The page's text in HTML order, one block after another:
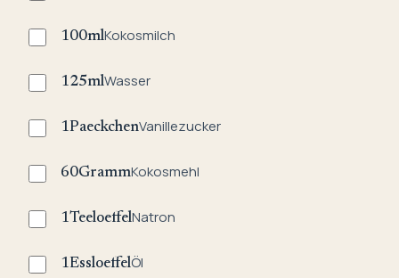
100mlKokosmilch
125mlWasser
1PaeckchenVanillezucker
60GrammKokosmehl
1TeeloeffelNatron
1EssloeffelÖl